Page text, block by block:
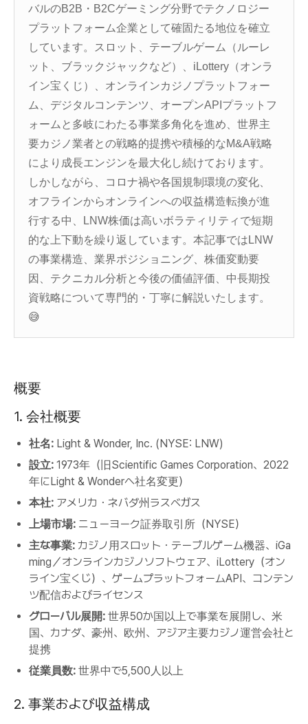
バルのB2B・B2Cゲーミング分野でテクノロジー
プラットフォーム企業として確固たる地位を確立
しています。スロット、テーブルゲーム（ルーレ
ット、ブラックジャックなど）、iLottery（オンラ
イン宝くじ）、オンラインカジノプラットフォー
ム、デジタルコンテンツ、オープンAPIプラットフ
ォームと多岐にわたる事業多角化を進め、世界主
要カジノ業者との戦略的提携や積極的なM&A戦略
により成長エンジンを最大化し続けております。
しかしながら、コロナ禍や各国規制環境の変化、
オフラインからオンラインへの収益構造転換が進
行する中、LNW株価は高いボラティリティで短期
的な上下動を繰り返しています。本記事ではLNW
の事業構造、業界ポジショニング、株価変動要
因、テクニカル分析と今後の価値評価、中長期投
資戦略について専門的・丁寧に解説いたします。
😅
概要
1. 会社概要
社名: Light & Wonder, Inc. (NYSE: LNW)
設立: 1973年（旧Scientific Games Corporation、2022
年にLight & Wonderへ社名変更）
本社: アメリカ・ネバダ州ラスベガス
上場市場: ニューヨーク証券取引所（NYSE）
主な事業: カジノ用スロット・テーブルゲーム機器、iGa
ming／オンラインカジノソフトウェア、iLottery（オン
ライン宝くじ）、ゲームプラットフォームAPI、コンテン
ツ配信およびライセンス
グローバル展開: 世界50か国以上で事業を展開し、米
国、カナダ、豪州、欧州、アジア主要カジノ運営会社と
提携
従業員数: 世界中で5,500人以上
2. 事業および収益構成